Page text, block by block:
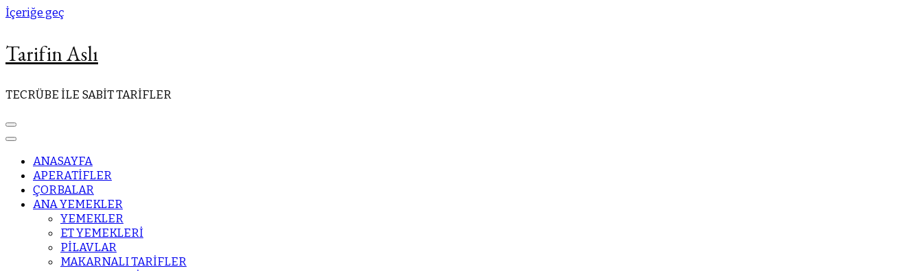
İçeriğe geç
Tarifin Aslı
TECRÜBE İLE SABİT TARİFLER
ANASAYFA
APERATİFLER
ÇORBALAR
ANA YEMEKLER
YEMEKLER
ET YEMEKLERİ
PİLAVLAR
MAKARNALI TARİFLER